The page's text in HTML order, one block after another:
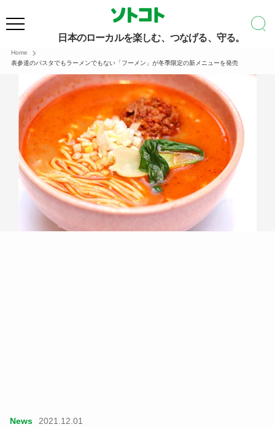
日本のローカルを楽しむ、つなげる、守る。
Home
表参道のパスタでもラーメンでもない「フーメン」が冬季限定の新メニューを発売
News 2021.12.01